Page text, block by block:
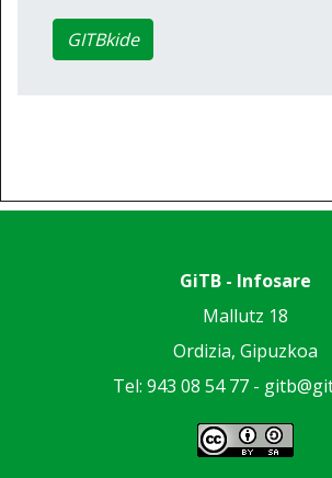
GITBkide
GiTB - Infosare
Mallutz 18
Ordizia, Gipuzkoa
Tel: 943 08 54 77 -